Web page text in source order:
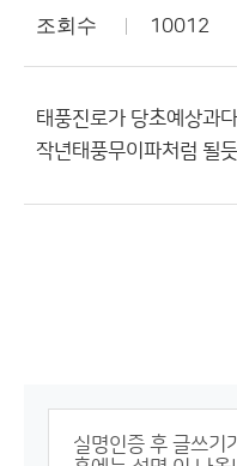
조회수 10012
태풍진로가 당초예상과
작년태풍무이파처럼 될